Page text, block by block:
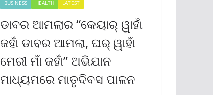
BUSINESS HEALTH LATEST
ଡାବର ଆମଲାର “କେୟାର୍ ୱାହାଁ
ଜହାଁ ଡାବର ଆମଲା, ଘର୍ ୱାହାଁ
ମେରୀ ମାଁ ଜହାଁ” ଅଭିଯାନ
ମାଧ୍ୟମରେ ମାତୃଦିବସ ପାଳନ